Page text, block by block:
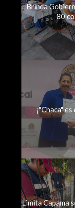
Brinda
80
¡"Chaca"
Limita Capama